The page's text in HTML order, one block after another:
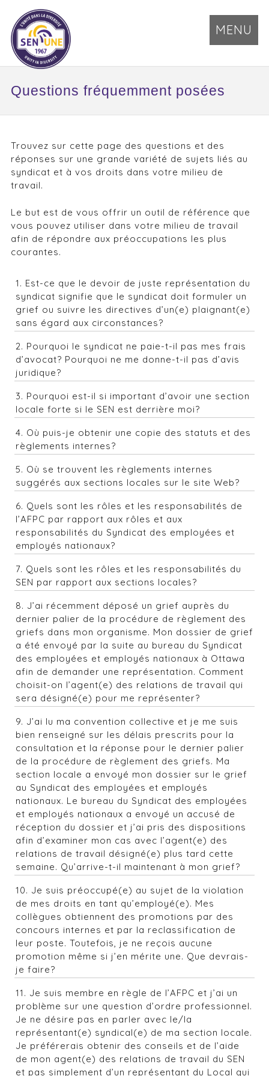
MENU
Questions fréquemment posées
Trouvez sur cette page des questions et des
réponses sur une grande variété de sujets liés au
syndicat et à vos droits dans votre milieu de
travail.
Le but est de vous offrir un outil de référence que
vous pouvez utiliser dans votre milieu de travail
afin de répondre aux préoccupations les plus
courantes.
1. Est-ce que le devoir de juste représentation du
syndicat signifie que le syndicat doit formuler un
grief ou suivre les directives d’un(e) plaignant(e)
sans égard aux circonstances?
2. Pourquoi le syndicat ne paie-t-il pas mes frais
d’avocat? Pourquoi ne me donne-t-il pas d’avis
juridique?
3. Pourquoi est-il si important d’avoir une section
locale forte si le SEN est derrière moi?
4. Où puis-je obtenir une copie des statuts et des
règlements internes?
5. Où se trouvent les règlements internes
suggérés aux sections locales sur le site Web?
6. Quels sont les rôles et les responsabilités de
l’AFPC par rapport aux rôles et aux
responsabilités du Syndicat des employées et
employés nationaux?
7. Quels sont les rôles et les responsabilités du
SEN par rapport aux sections locales?
8. J’ai récemment déposé un grief auprès du
dernier palier de la procédure de règlement des
griefs dans mon organisme. Mon dossier de grief
a été envoyé par la suite au bureau du Syndicat
des employées et employés nationaux à Ottawa
afin de demander une représentation. Comment
choisit-on l’agent(e) des relations de travail qui
sera désigné(e) pour me représenter?
9. J’ai lu ma convention collective et je me suis
bien renseigné sur les délais prescrits pour la
consultation et la réponse pour le dernier palier
de la procédure de règlement des griefs. Ma
section locale a envoyé mon dossier sur le grief
au Syndicat des employées et employés
nationaux. Le bureau du Syndicat des employées
et employés nationaux a envoyé un accusé de
réception du dossier et j’ai pris des dispositions
afin d’examiner mon cas avec l’agent(e) des
relations de travail désigné(e) plus tard cette
semaine. Qu’arrive-t-il maintenant à mon grief?
10. Je suis préoccupé(e) au sujet de la violation
de mes droits en tant qu’employé(e). Mes
collègues obtiennent des promotions par des
concours internes et par la reclassification de
leur poste. Toutefois, je ne reçois aucune
promotion même si j’en mérite une. Que devrais-
je faire?
11. Je suis membre en règle de l’AFPC et j’ai un
problème sur une question d’ordre professionnel.
Je ne désire pas en parler avec le/la
représentant(e) syndical(e) de ma section locale.
Je préférerais obtenir des conseils et de l’aide
de mon agent(e) des relations de travail du SEN
et pas simplement d’un représentant du Local qui